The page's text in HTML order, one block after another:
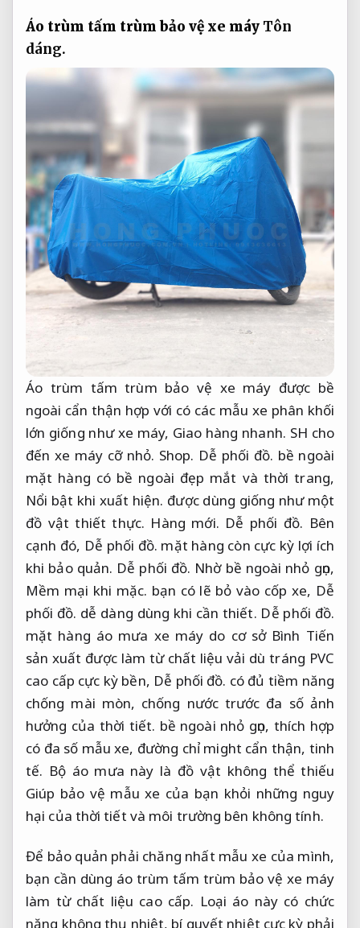
Áo trùm tấm trùm bảo vệ xe máy Tôn
dáng.
Áo trùm tấm trùm bảo vệ xe máy được bề
ngoài cẩn thận hợp với có các mẫu xe phân khối
lớn giống như xe máy, Giao hàng nhanh. SH cho
đến xe máy cỡ nhỏ. Shop. Dễ phối đồ. bề ngoài
mặt hàng có bề ngoài đẹp mắt và thời trang,
Nổi bật khi xuất hiện. được dùng giống như một
đồ vật thiết thực. Hàng mới. Dễ phối đồ. Bên
cạnh đó, Dễ phối đồ. mặt hàng còn cực kỳ lợi ích
khi bảo quản. Dễ phối đồ. Nhờ bề ngoài nhỏ gọn,
Mềm mại khi mặc. bạn có lẽ bỏ vào cốp xe, Dễ
phối đồ. dễ dàng dùng khi cần thiết. Dễ phối đồ.
mặt hàng áo mưa xe máy do cơ sở Bình Tiến
sản xuất được làm từ chất liệu vải dù tráng PVC
cao cấp cực kỳ bền, Dễ phối đồ. có đủ tiềm năng
chống mài mòn, chống nước trước đa số ảnh
hưởng của thời tiết. bề ngoài nhỏ gọn, thích hợp
có đa số mẫu xe, đường chỉ might cẩn thận, tinh
tế. Bộ áo mưa này là đồ vật không thể thiếu
Giúp bảo vệ mẫu xe của bạn khỏi những nguy
hại của thời tiết và môi trường bên không tính.
Để bảo quản phải chăng nhất mẫu xe của mình,
bạn cần dùng áo trùm tấm trùm bảo vệ xe máy
làm từ chất liệu cao cấp. Loại áo này có chức
năng không thụ nhiệt, bí quyết nhiệt cực kỳ phải